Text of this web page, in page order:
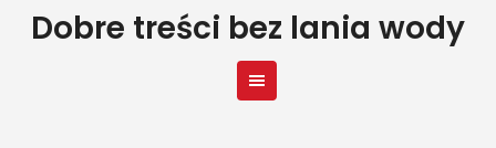
SkipDobre treści bez lania wody